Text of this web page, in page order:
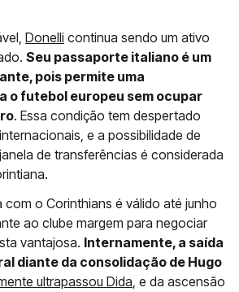
Donelli continua sendo um ativo
Seu passaporte italiano é um
pois permite uma
o futebol europeu sem ocupar
. Essa condição tem despertado
e a possibilidade de
de transferências é considerada
o Corinthians é válido até junho
ao clube margem para negociar
vantajosa. Internamente, a saída
diante da consolidação de Hugo
ultrapassou Dida, e da ascensão